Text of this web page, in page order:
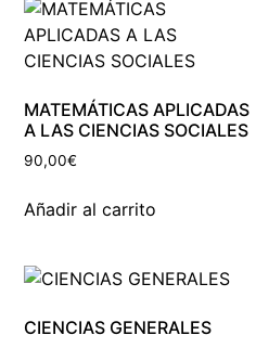
MATEMÁTICAS APLICADAS
A LAS CIENCIAS SOCIALES
90,00€
Añadir al carrito
CIENCIAS GENERALES